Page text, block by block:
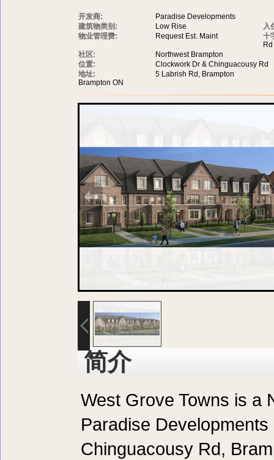
开发商:
Paradise Developments
建筑物类别:
Low Rise
入
物业管理费:
Request Est. Maint
十
Rd
社区:
Northwest Brampton
位置:
Clockwork Dr & Chinguacousy Rd
地址:
5 Labrish Rd, Brampton
Brampton ON
简介
West Grove Towns is a
Paradise
Chinguacousy Rd,